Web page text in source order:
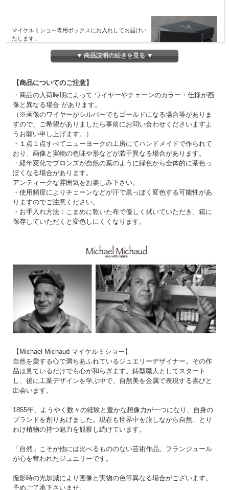
マイケルミショー専用ボックスにお入れしてお届けい
たします。
ギフト用ラッピング（リボンがけ）をご希望の方は
選択項目よりご指定ください。（100円+税）
▼ 商品説明の続きを見る ▼
【商品についてのご注意】
・商品の入荷時期によって ワイヤーやチェーンのカラー・仕様が画
像と異なる場合 があります。
（※画像のワイヤーがシルバーでもゴールドになる場合等がありま
すので、ご希望がありましたら事前にお問い合わせくださいますよ
うお願い申し上げます。）
・１点１点すべてニューヨークの工房にてハンドメイドで作られて
おり、画像と実物の色味や形などが若干異なる場合があります。
・経年変化でブロンズが自然の葉のように緑色から全体的に茶色っ
ぽくなる場合があります。
アンティークな雰囲気をお楽しみ下さい。
・使用頻度によりチェーンなどが汗で黒っぽく変色する可能性があ
りますのでご注意ください。
・お手入れ方法：こまめに乾いた布で優しく拭いていただき、箱に
保存していただくと変色しにくくなります。
【Michael Michaud マイケルミショー】
自然を愛する心で満ちあふれているジュエリーデザイナー。その作
品は見ているだけでも心が和らぎます。鋳型職人としてスタート
し、後に工業デザインを学ぶ中で、自然美を金属で表現する喜びと
出会います。
1855年、ようやく数々の経験と豊かな想像力が一つになり、自身の
ブランドを創りあげました。現在も世界中を旅しながら自然、とり
わけ植物の持つ魅力を観察し続けています。
「自然」こそが他には比べるもののない芸術作品。フランジュール
が心を奪われたジュエリーです。
撮影時の光加減により画像と実物の色等異なる場合がございます。
予めご了承下さいませ。